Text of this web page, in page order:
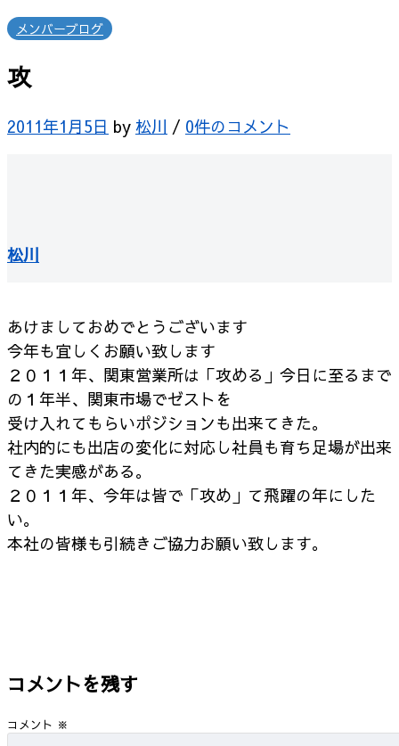
メンバーブログ
攻
2011年1月5日 by 松川 / 0件のコメント
松川
あけましておめでとうございます
今年も宜しくお願い致します
２０１１年、関東営業所は「攻める」 今日に至るまで
の１年半、関東市場でゼストを
受け入れてもらいポジションも出来てきた。
社内的にも出店の変化に対応し社員も育ち足場が出来
てきた実感がある。
２０１１年、今年は皆で「攻め」て飛躍の年にした
い。
本社の皆様も引続きご協力お願い致します。
コメントを残す
コメント ※